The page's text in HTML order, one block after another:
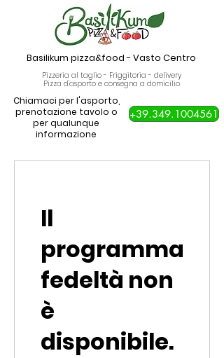
Basilikum pizza&food- Vasto Centro
Pizzeria al taglio - Friggitoria - delivery
Pizza d'asporto e consegna a domicilio
Chiamaci per l'asporto,
prenotazione tavolo o
per qualunque
informazione
+39.349.1004561
Il
programma
fedeltà non
è
disponibile.